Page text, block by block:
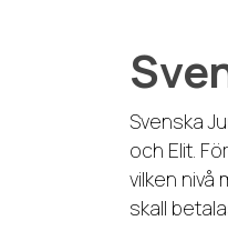
Svenska
och Elit.
vilken nivå
skall